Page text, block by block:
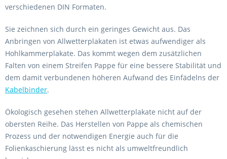
verschiedenen DIN Formaten.
Sie zeichnen sich durch ein geringes Gewicht aus. Das
Anbringen von Allwetterplakaten ist etwas aufwendiger als
Hohlkammerplakate. Das kommt wegen dem zusätzlichen
Falten von einem Streifen Pappe für eine bessere Stabilität und
dem damit verbundenen höheren Aufwand des Einfädelns der
Kabelbinder.
Ökologisch gesehen stehen Allwetterplakate nicht auf der
obersten Reihe. Das Herstellen von Pappe als chemischen
Prozess und der notwendigen Energie auch für die
Folienkaschierung lässt es nicht als umweltfreundlich